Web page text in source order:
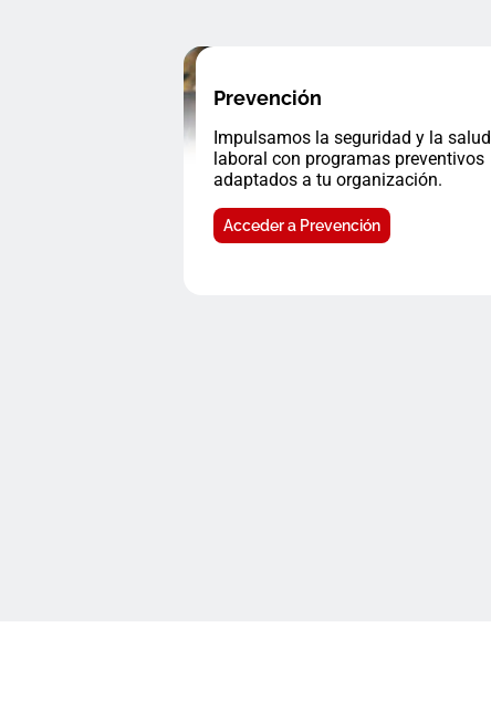
Prevención
Impulsamos la seguridad y la salud
laboral con programas preventivos
adaptados a tu organización.
Acceder a Prevención